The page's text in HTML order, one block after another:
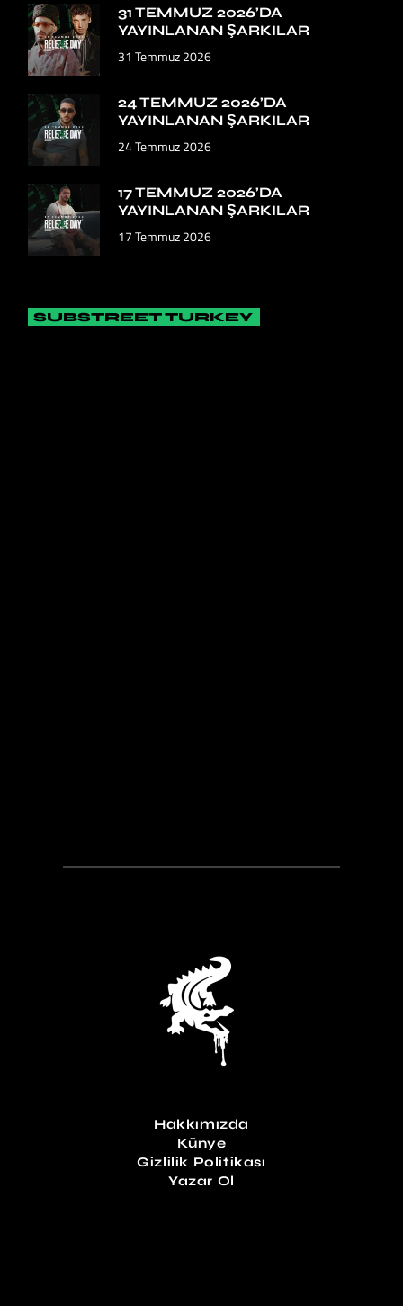
31 TEMMUZ 2026’DA
YAYINLANAN ŞARKILAR
31 Temmuz 2026
24 TEMMUZ 2026’DA
YAYINLANAN ŞARKILAR
24 Temmuz 2026
17 TEMMUZ 2026’DA
YAYINLANAN ŞARKILAR
17 Temmuz 2026
SUBSTREET TURKEY
Hakkımızda
Künye
Gizlilik Politikası
Yazar Ol